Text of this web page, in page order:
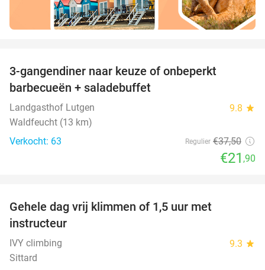
3-gangendiner naar keuze of onbeperkt
barbecueën + saladebuffet
Landgasthof Lutgen 9.8 star
Waldfeucht (13 km)
Verkocht: 63
Regulier €37,50
€21 ,90
Gehele dag vrij klimmen of 1,5 uur met
instructeur
IVY climbing 9.3 star
Sittard